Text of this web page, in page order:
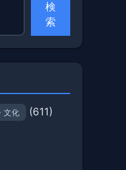
検
索
文化 (611)